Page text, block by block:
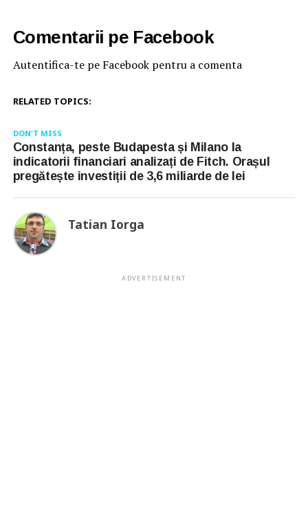
Comentarii pe Facebook
Autentifica-te pe Facebook pentru a comenta
RELATED TOPICS:
DON'T MISS
Constanța, peste Budapesta și Milano la
indicatorii financiari analizați de Fitch. Orașul
pregătește investiții de 3,6 miliarde de lei
Tatian Iorga
ADVERTISEMENT